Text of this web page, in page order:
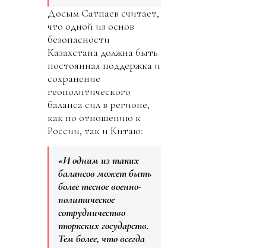
Досым Сатпаев считает,
что одной из основ
безопасности
Казахстана должна быть
постоянная поддержка и
сохранение
геополитического
баланса сил в регионе,
как по отношению к
России, так и Китаю:
«И одним из таких
балансов может быть
более тесное военно-
политическое
сотрудничество
тюркских государств.
Тем более, что всегда